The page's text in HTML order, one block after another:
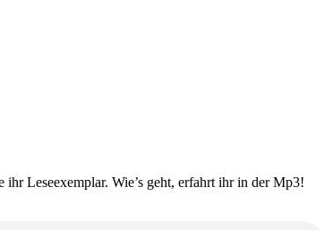
Leseexemplar. Wie’s geht, erfahrt ihr in der Mp3!